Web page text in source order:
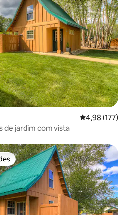
4,98 de uma
4,98 (177)
de jardim com vista
dos hóspedes